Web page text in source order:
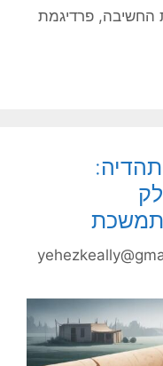
החשיבה, פרדיגמת